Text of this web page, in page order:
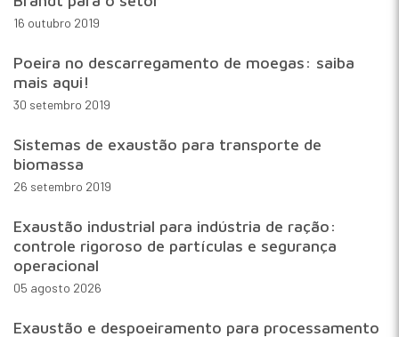
16 outubro 2019
Poeira no descarregamento de moegas: saiba
mais aqui!
30 setembro 2019
Sistemas de exaustão para transporte de
biomassa
26 setembro 2019
Exaustão industrial para indústria de ração:
controle rigoroso de partículas e segurança
operacional
05 agosto 2026
Exaustão e despoeiramento para processamento